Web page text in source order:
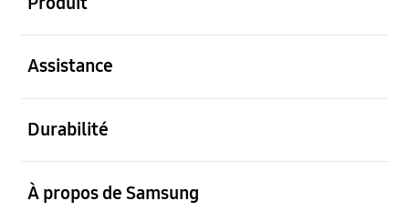
Assistance
Durabilité
À propos de Samsung